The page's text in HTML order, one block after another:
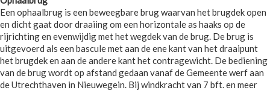
Een ophaalbrug is een beweegbare brug waarvan het brugdek open
en dicht gaat door draaiing om een horizontale as haaks op de
rijrichting en evenwijdig met het wegdek van de brug. De brug is
uitgevoerd als een bascule met aan de ene kant van het draaipunt
het brugdek en aan de andere kant het contragewicht. De bediening
van de brug wordt op afstand gedaan vanaf de Gemeente werf aan
de Utrechthaven in Nieuwegein. Bij windkracht van 7 bft. en meer